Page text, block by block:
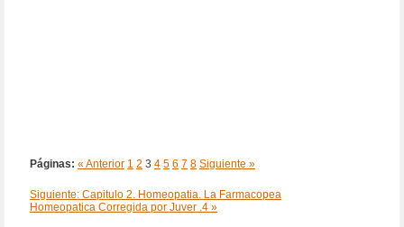
Páginas: « Anterior 1 2 3 4 5 6 7 8 Siguiente »
Siguiente: Capitulo 2. Homeopatia. La Farmacopea
Homeopatica Corregida por Juver .4 »